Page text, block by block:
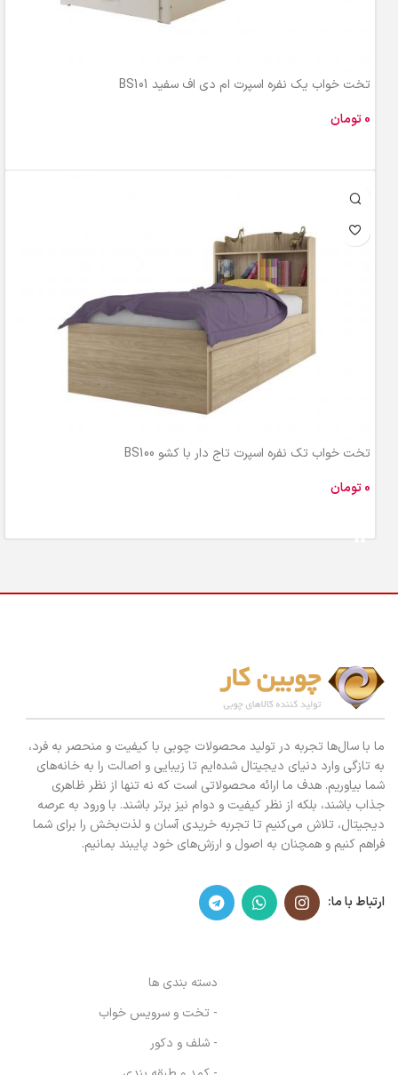
تخت خواب یک نفره اسپرت ام دی اف سفید BS101
تومان
تخت خواب تک نفره اسپرت تاج دار با کشو BS100
تومان
ما با سال‌ها تجربه در تولید محصولات چوبی با کیفیت و منحصر به فرد،
به تازگی وارد دنیای دیجیتال شده‌ایم تا زیبایی و اصالت را به خانه‌های
شما بیاوریم. هدف ما ارائه محصولاتی است که نه تنها از نظر ظاهری
جذاب باشند، بلکه از نظر کیفیت و دوام نیز برتر باشند. با ورود به عرصه
دیجیتال، تلاش می‌کنیم تا تجربه خریدی آسان و لذت‌بخش را برای شما
فراهم کنیم و همچنان به اصول و ارزش‌های خود پایبند بمانیم.
ارتباط با ما:
دسته بندی ها
- تخت و سرویس خواب
- شلف و دکور